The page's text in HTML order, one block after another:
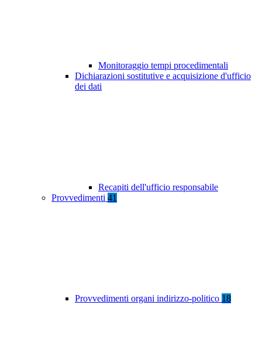
Monitoraggio tempi procedimentali
Dichiarazioni sostitutive e acquisizione d'ufficio
dei dati
Recapiti dell'ufficio responsabile
Provvedimenti 41
Provvedimenti organi indirizzo-politico 18